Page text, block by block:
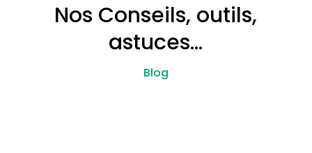
Nos Conseils, outils,
astuces…
Blog